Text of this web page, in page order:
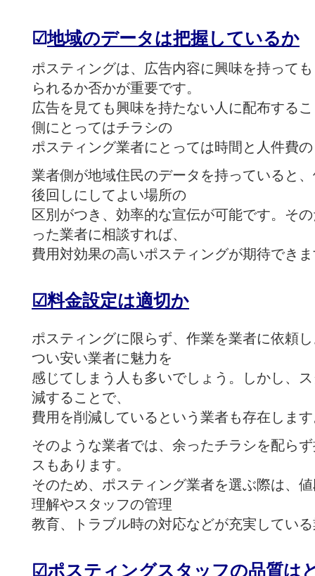
☑地域のデータは把握しているか
ポスティングは、広告内容に興味を持って
られるか否かが重要です。
広告を見ても興味を持たない人に配布する
側にとってはチラシの
ポスティング業者にとっては時間と人件費
業者側が地域住民のデータを持っていると
後回しにしてよい場所の
区別がつき、効率的な宣伝が可能です。そ
った業者に相談すれば、
費用対効果の高いポスティングが期待でき
☑料金設定は適切か
ポスティングに限らず、作業を業者に依頼
つい安い業者に魅力を
感じてしまう人も多いでしょう。しかし、
減することで、
費用を削減しているという業者も存在しま
そのような業者では、余ったチラシを配ら
スもあります。
そのため、ポスティング業者を選ぶ際は、
理解やスタッフの管理
教育、トラブル時の対応などが充実してい
☑ポスティングスタッフの品質は